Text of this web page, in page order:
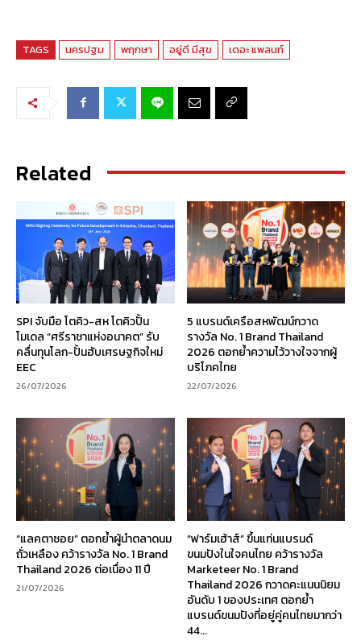
TAGS นครปฐม พฤกษา อยู่ดี มีสุข เดอะ แพลนท์
Related
SPI จับมือ โตคิว-สห โตคิวปั้น
โมเดล “ศรีราชาแห่งอนาคต” รับ
คลื่นทุนโลก-ปั้นฮับเศรษฐกิจใหม่
EEC
26/07/2026
5 แบรนด์เครือสหพัฒน์กวาด
รางวัล No. 1 Brand Thailand
2026 ตอกย้ำความไว้วางใจจากผู้
บริโภคไทย
22/07/2026
“แลคตาซอย” ตอกย้ำผู้นำตลาดนม
ถั่วเหลือง คว้ารางวัล No. 1 Brand
Thailand 2026 ต่อเนื่อง 11 ปี
21/07/2026
“ฟาร์มเฮ้าส์” ขึ้นแท่นแบรนด์
ขนมปังในใจคนไทย คว้ารางวัล
Marketeer No. 1 Brand
Thailand 2026 กวาดคะแนนนิยม
อันดับ 1 ของประเทศ ตอกย้ำ
แบรนด์ขนมปังที่อยู่คู่คนไทยมากว่า
44...